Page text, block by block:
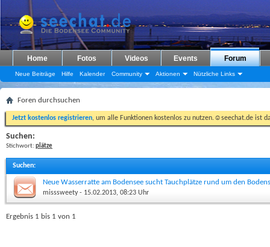
Home Fotos Videos Events Forum
Neue Beiträge Hilfe Kalender Community Aktionen Nützliche Links
Foren durchsuchen
Jetzt kostenlos registrieren, um alle Funktionen kostenlos zu nutzen.☺seechat.de ist
Suchen:
Stichwort: plätze
Suchen:
Neue Wasserratte am Bodensee sucht Tauchplätze rund um den
misssweety- 15.02.2013, 08:23 Uhr
Ergebnis 1 bis 1 von 1